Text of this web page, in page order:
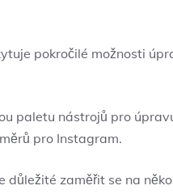
pokročilé možnosti
paletu⁢ nástrojů pro​
pro Instagram.
⁤důležité zaměřit ⁤se na⁤